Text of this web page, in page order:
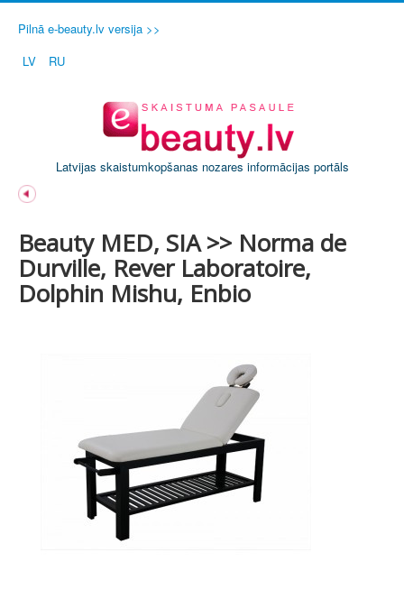
Pilnā e-beauty.lv versija >>
LV
RU
Latvijas skaistumkopšanas nozares informācijas portāls
Beauty MED, SIA >> Norma de
Durville, Rever Laboratoire,
Dolphin Mishu, Enbio